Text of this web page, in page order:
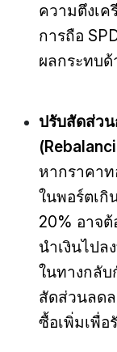
ความตึงเค
การถือ
ผลกระทบ
ปรับสัดส่ว
หากราคา
ในพอร์ตเกิ
20% อาจ
นำเงินไปล
ในทางกลั
สัดส่วนลดล
ซื้อเพิ่มเพื่อ